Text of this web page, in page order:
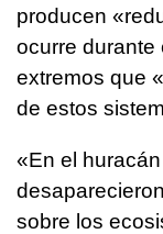
producen
ocurre durante
extremos que
de estos
«En el
sobre los